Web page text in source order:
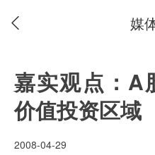
媒
嘉实观点：A
价值投资区域
2008-04-29